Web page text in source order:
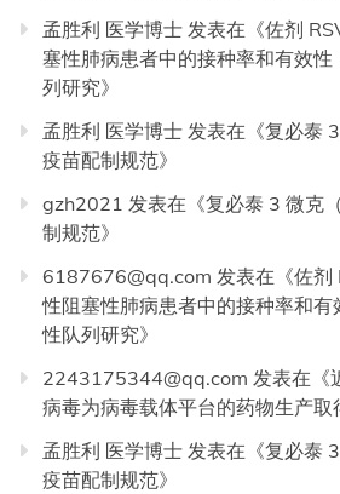
孟胜利 医学博士 发表在《佐剂
塞性肺病患者中的接种率和有效性
列研究》
孟胜利 医学博士 发表在《复必泰
疫苗配制规范》
gzh2021 发表在《复必泰 3 微克
制规范》
6187676@qq.com 发表在《佐剂
性阻塞性肺病患者中的接种率和有
性队列研究》
2243175344@qq.com 发表在《
病毒为病毒载体平台的药物生产取
孟胜利 医学博士 发表在《复必泰
疫苗配制规范》